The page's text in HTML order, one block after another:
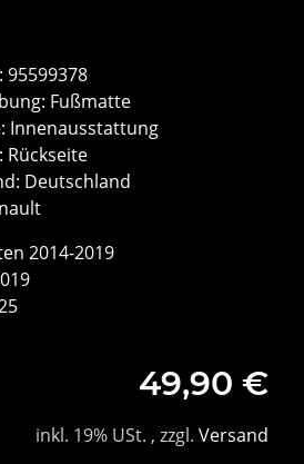
Fußmatte
Innenausstattung
Rückseite
Deutschland
2014-2019
49,90 €
inkl. 19% USt. , zzgl. Versand